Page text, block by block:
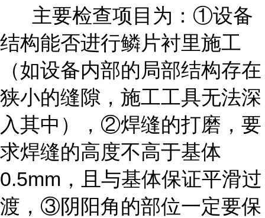
主要检查项目为：①设备
结构能否进行鳞片衬里施工
（如设备内部的局部结构存在
狭小的缝隙，施工工具无法深
入其中），②焊缝的打磨，要
求焊缝的高度不高于基体
0.5mm，且与基体保证平滑过
渡，③阴阳角的部位一定要保